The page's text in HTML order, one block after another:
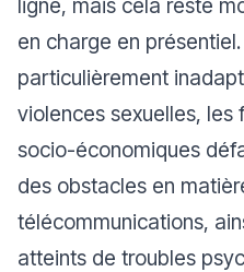
ligne, mais cela reste
en charge en présentiel.
particulièrement
violences sexuelles, les
socio-économiques
des obstacles en
télécommunications,
atteints de troubles